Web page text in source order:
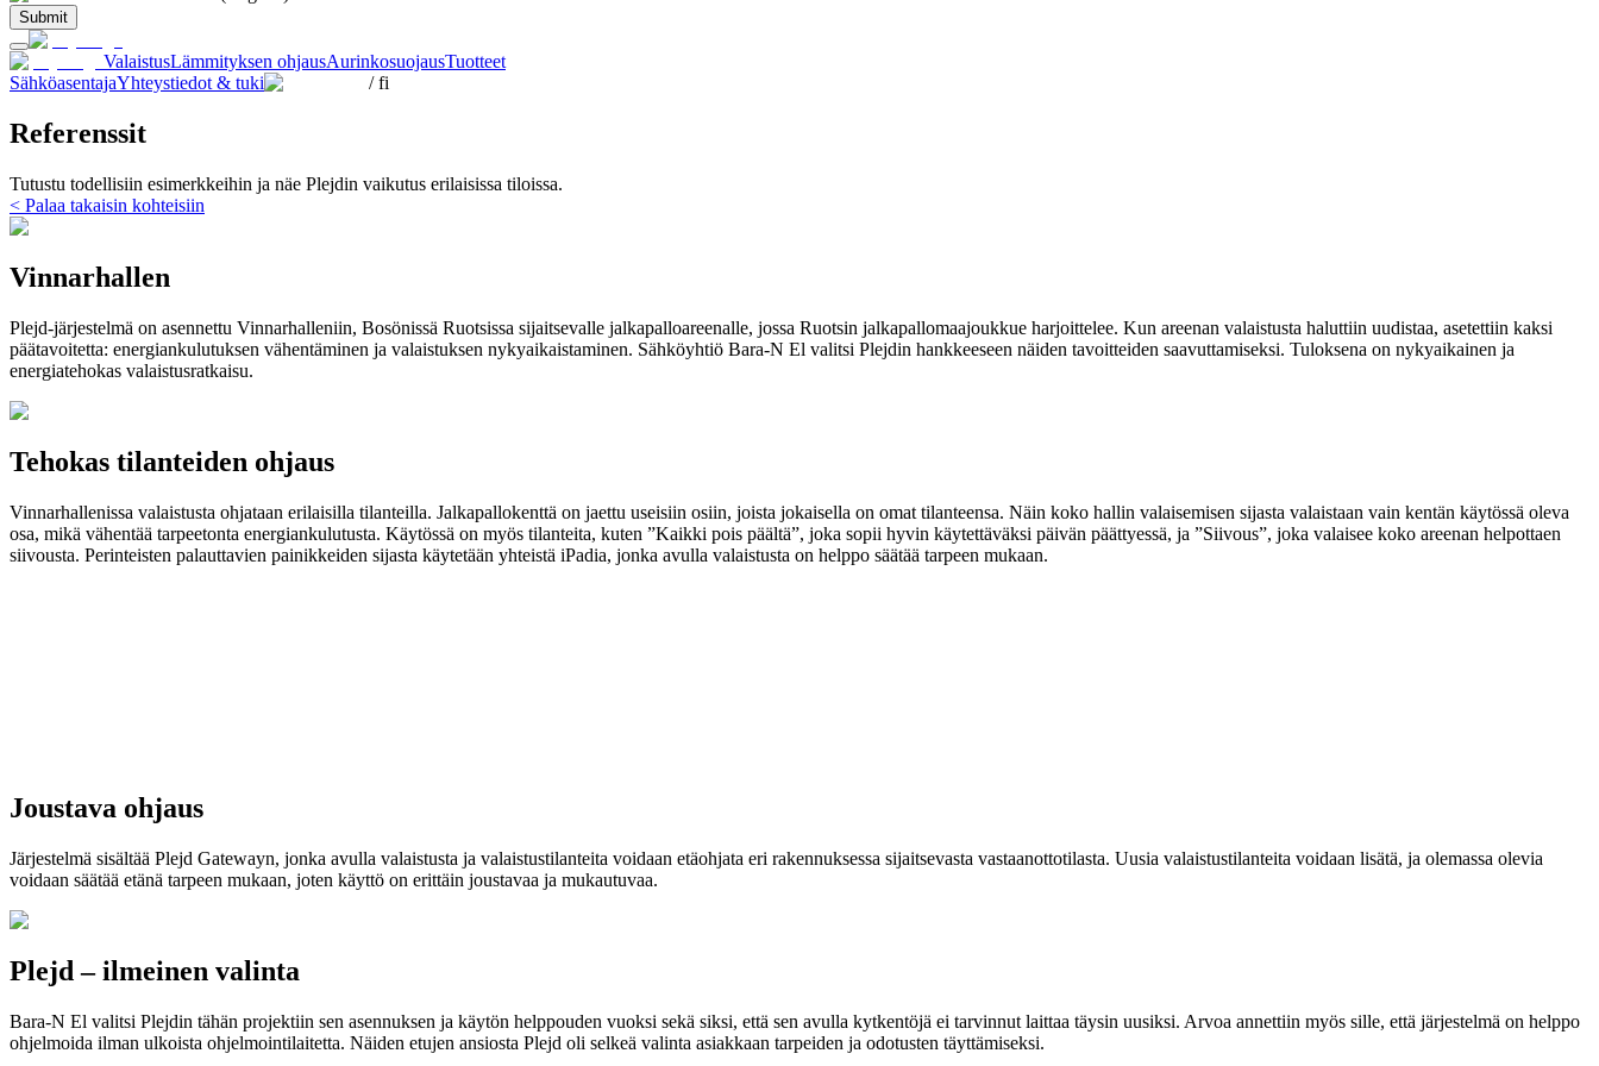
Submit
ValaistusLämmityksen ohjausAurinkosuojausTuotteet
SähköasentajaYhteystiedot & tuki /fi
Referenssit
Tutustu todellisiin esimerkkeihin ja näe Plejdin vaikutus erilaisissa tiloissa.
< Palaa takaisin kohteisiin
Vinnarhallen
Plejd-järjestelmä on asennettu Vinnarhalleniin, Bosönissä Ruotsissa sijaitsevalle jalkapalloareenalle, jossa Ruotsin jalkapallomaajoukkue harjoittelee. Kun areenan valaistusta haluttiin uudistaa, asetettiin kaksi
päätavoitetta: energiankulutuksen vähentäminen ja valaistuksen nykyaikaistaminen. Sähköyhtiö Bara-N El valitsi Plejdin hankkeeseen näiden tavoitteiden saavuttamiseksi. Tuloksena on nykyaikainen ja
energiatehokas valaistusratkaisu.
Tehokas tilanteiden ohjaus
Vinnarhallenissa valaistusta ohjataan erilaisilla tilanteilla. Jalkapallokenttä on jaettu useisiin osiin, joista jokaisella on omat tilanteensa. Näin koko hallin valaisemisen sijasta valaistaan vain kentän käytössä oleva
osa, mikä vähentää tarpeetonta energiankulutusta. Käytössä on myös tilanteita, kuten ”Kaikki pois päältä”, joka sopii hyvin käytettäväksi päivän päättyessä, ja ”Siivous”, joka valaisee koko areenan helpottaen
siivousta. Perinteisten palauttavien painikkeiden sijasta käytetään yhteistä iPadia, jonka avulla valaistusta on helppo säätää tarpeen mukaan.
Joustava ohjaus
Järjestelmä sisältää Plejd Gatewayn, jonka avulla valaistusta ja valaistustilanteita voidaan etäohjata eri rakennuksessa sijaitsevasta vastaanottotilasta. Uusia valaistustilanteita voidaan lisätä, ja olemassa olevia
voidaan säätää etänä tarpeen mukaan, joten käyttö on erittäin joustavaa ja mukautuvaa.
Plejd – ilmeinen valinta
Bara-N El valitsi Plejdin tähän projektiin sen asennuksen ja käytön helppouden vuoksi sekä siksi, että sen avulla kytkentöjä ei tarvinnut laittaa täysin uusiksi. Arvoa annettiin myös sille, että järjestelmä on helppo
ohjelmoida ilman ulkoista ohjelmointilaitetta. Näiden etujen ansiosta Plejd oli selkeä valinta asiakkaan tarpeiden ja odotusten täyttämiseksi.